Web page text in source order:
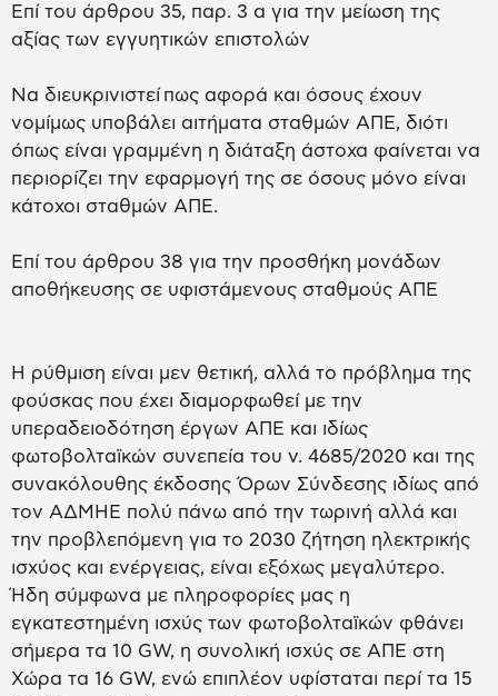
Επί του άρθρου 35, παρ. 3 α για την μείωση της
αξίας των εγγυητικών επιστολών
Να διευκρινιστεί πως αφορά και όσους έχουν
νομίμως υποβάλει αιτήματα σταθμών ΑΠΕ, διότι
όπως είναι γραμμένη η διάταξη άστοχα φαίνεται να
περιορίζει την εφαρμογή της σε όσους μόνο είναι
κάτοχοι σταθμών ΑΠΕ.
Επί του άρθρου 38 για την προσθήκη μονάδων
αποθήκευσης σε υφιστάμενους σταθμούς ΑΠΕ
Η ρύθμιση είναι μεν θετική, αλλά το πρόβλημα της
φούσκας που έχει διαμορφωθεί με την
υπεραδειοδότηση έργων ΑΠΕ και ιδίως
φωτοβολταϊκών συνεπεία του ν. 4685/2020 και της
συνακόλουθης έκδοσης Όρων Σύνδεσης ιδίως από
τον ΑΔΜΗΕ πολύ πάνω από την τωρινή αλλά και
την προβλεπόμενη για το 2030 ζήτηση ηλεκτρικής
ισχύος και ενέργειας, είναι εξόχως μεγαλύτερο.
Ήδη σύμφωνα με πληροφορίες μας η
εγκατεστημένη ισχύς των φωτοβολταϊκών φθάνει
σήμερα τα 10 GW, η συνολική ισχύς σε ΑΠΕ στη
Χώρα τα 16 GW, ενώ επιπλέον υφίσταται περί τα 15